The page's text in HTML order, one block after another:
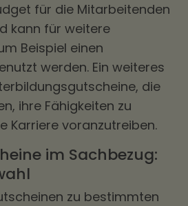
für die Mitarbeitenden
kann für weitere
Beispiel einen
werden. Ein weiteres
die
ihre Fähigkeiten zu
Karriere voranzutreiben.
im Sachbezug:
zu bestimmten